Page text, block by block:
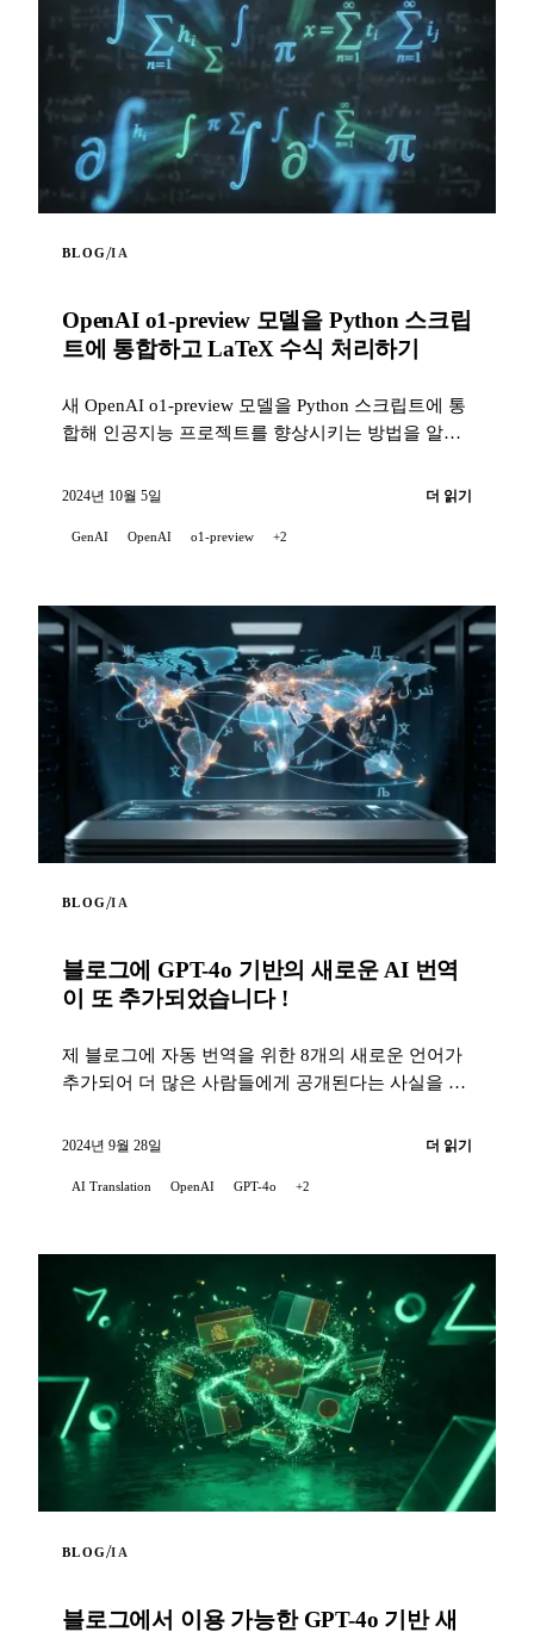
BLOG/IA
OpenAI o1-preview 모델을 Python 스크립
트에 통합하고 LaTeX 수식 처리하기
새 OpenAI o1-preview 모델을 Python 스크립트에 통
합해 인공지능 프로젝트를 향상시키는 방법을 알아
2024년 10월 5일 더 읽기
GenAI OpenAI o1-preview +2
BLOG/IA
블로그에 GPT-4o 기반의 새로운 AI 번역
이 또 추가되었습니다 !
제 블로그에 자동 번역을 위한 8개의 새로운 언어가
추가되어 더 많은 사람들에게 공개된다는 사실을 기
2024년 9월 28일 더 읽기
AI Translation OpenAI GPT-4o +2
BLOG/IA
블로그에서 이용 가능한 GPT-4o 기반 새